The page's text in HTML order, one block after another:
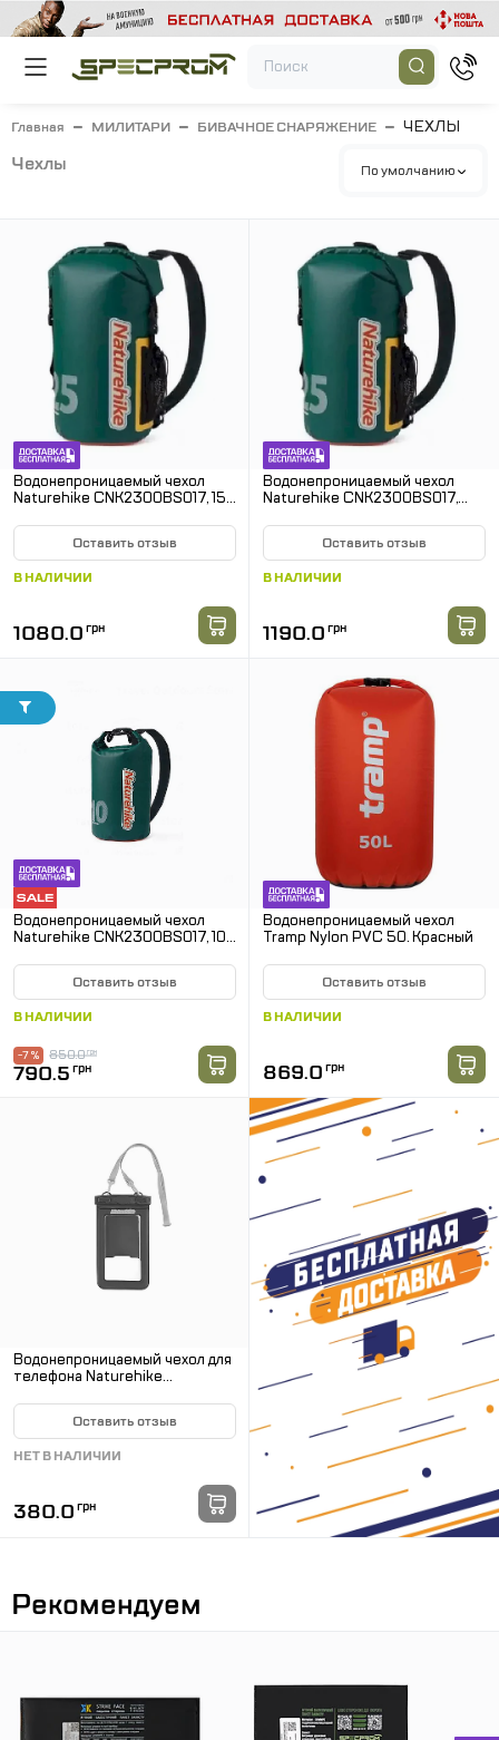
Главная МИЛИТАРИ БИВАЧНОЕ СНАРЯЖЕНИЕ ЧЕХЛЫ
чехлы По умолчанию
Водонепроницаемый чехол
Naturehike CNK2300BS017, 15л.
Оставить отзыв
В НАЛИЧИИ
1080.0 грн
Водонепроницаемый чехол
Naturehike CNK2300BS017,
Оставить отзыв
В НАЛИЧИИ
1190.0 грн
Водонепроницаемый чехол
Naturehike CNK2300BS017, 10л.
Оставить отзыв
В НАЛИЧИИ
850.0грн
-7 %
790.5 грн
Водонепроницаемый чехол
Tramp Nylon PVC 50. Красный
Оставить отзыв
В НАЛИЧИИ
869.0 грн
Водонепроницаемый чехол для
телефона Naturehike
зеленый
Оставить отзыв
НЕТ В НАЛИЧИИ
380.0 грн
Рекомендуем